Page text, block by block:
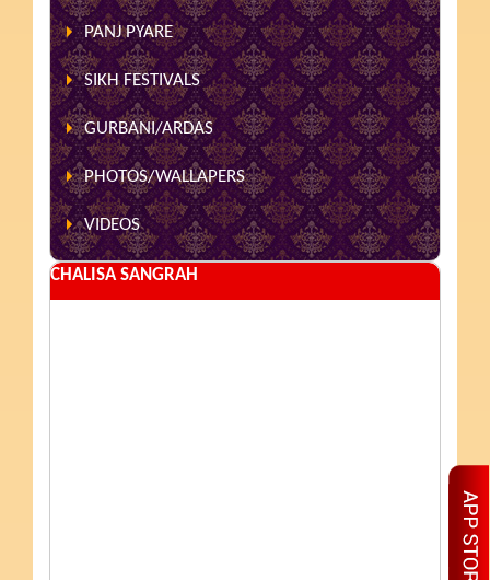
PANJ PYARE
SIKH FESTIVALS
GURBANI/ARDAS
PHOTOS/WALLAPERS
VIDEOS
CHALISA SANGRAH